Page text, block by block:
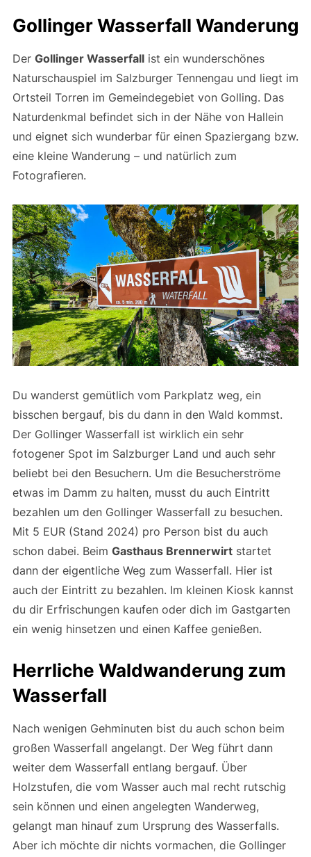
Gollinger Wasserfall Wanderung
Der Gollinger Wasserfallist ein wunderschönes
Naturschauspiel im Salzburger Tennengau und liegt im
Ortsteil Torren im Gemeindegebiet von Golling. Das
Naturdenkmal befindet sich in der Nähe von Hallein
und eignet sich wunderbar für einen Spaziergang bzw.
eine kleine Wanderung – und natürlich zum
Fotografieren.
Du wanderst gemütlich vom Parkplatz weg, ein
bisschen bergauf, bis du dann in den Wald kommst.
Der Gollinger Wasserfall ist wirklich ein sehr
fotogener Spot im Salzburger Land und auch sehr
beliebt bei den Besuchern. Um die Besucherströme
etwas im Damm zu halten, musst du auch Eintritt
bezahlen um den Gollinger Wasserfall zu besuchen.
Mit 5 EUR (Stand 2024) pro Person bist du auch
schon dabei. Beim Gasthaus Brennerwirtstartet
dann der eigentliche Weg zum Wasserfall. Hier ist
auch der Eintritt zu bezahlen. Im kleinen Kiosk kannst
du dir Erfrischungen kaufen oder dich im Gastgarten
ein wenig hinsetzen und einen Kaffee genießen.
Herrliche Waldwanderung zum
Wasserfall
Nach wenigen Gehminuten bist du auch schon beim
großen Wasserfall angelangt. Der Weg führt dann
weiter dem Wasserfall entlang bergauf. Über
Holzstufen, die vom Wasser auch mal recht rutschig
sein können und einen angelegten Wanderweg,
gelangt man hinauf zum Ursprung des Wasserfalls.
Aber ich möchte dir nichts vormachen, die Gollinger